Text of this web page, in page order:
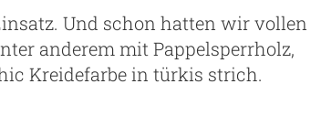
Und schon hatten wir vollen
anderem mit Pappelsperrholz,
Kreidefarbe in türkis strich.